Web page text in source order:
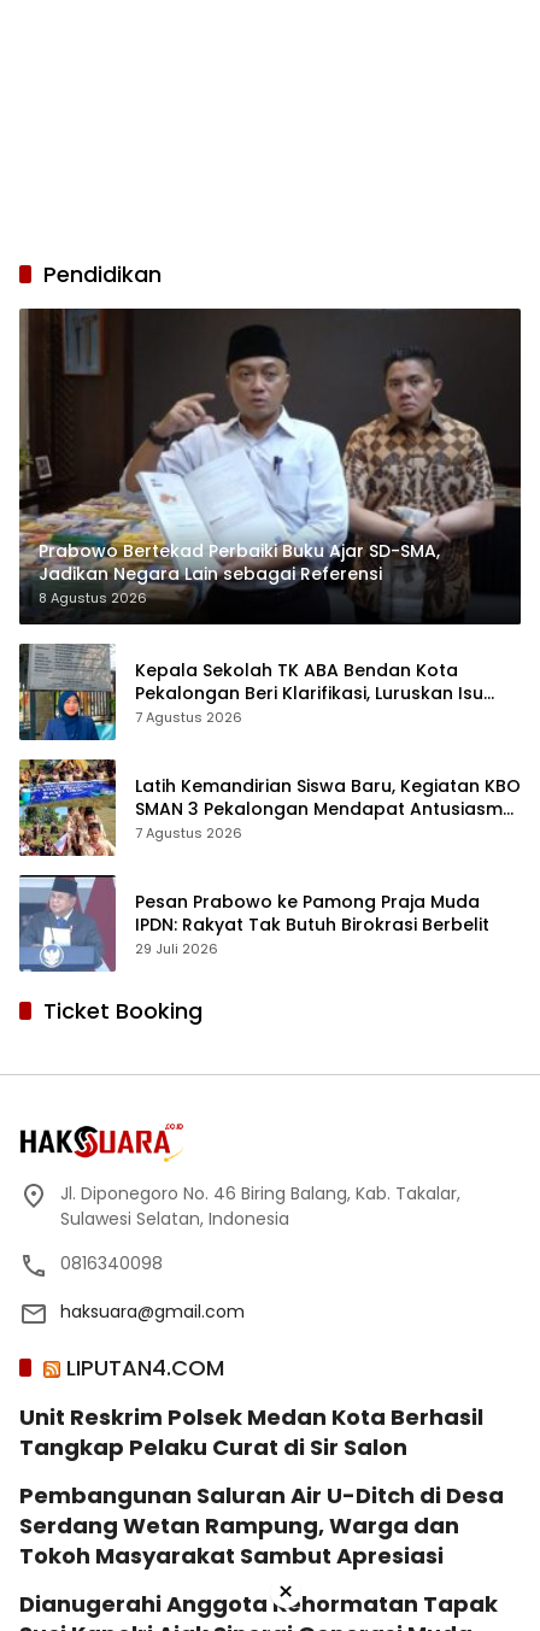
Pendidikan
Prabowo Bertekad Perbaiki Buku Ajar SD-SMA,
Jadikan Negara Lain sebagai Referensi
8 Agustus 2026
Kepala Sekolah TK ABA Bendan Kota
Pekalongan Beri Klarifikasi, Luruskan Isu
Proyek Revitalisasi
7 Agustus 2026
Latih Kemandirian Siswa Baru, Kegiatan KBO
SMAN 3 Pekalongan Mendapat Antusiasme
dan Respon Positif Orang Tua Murid
7 Agustus 2026
Pesan Prabowo ke Pamong Praja Muda
IPDN: Rakyat Tak Butuh Birokrasi Berbelit
29 Juli 2026
Ticket Booking
Jl. Diponegoro No. 46 Biring Balang, Kab. Takalar,
Sulawesi Selatan, Indonesia
0816340098
haksuara@gmail.com
LIPUTAN4.COM
Unit Reskrim Polsek Medan Kota Berhasil
Tangkap Pelaku Curat di Sir Salon
Pembangunan Saluran Air U-Ditch di Desa
Serdang Wetan Rampung, Warga dan
Tokoh Masyarakat Sambut Apresiasi
Dianugerahi Anggota Kehormatan Tapak
×